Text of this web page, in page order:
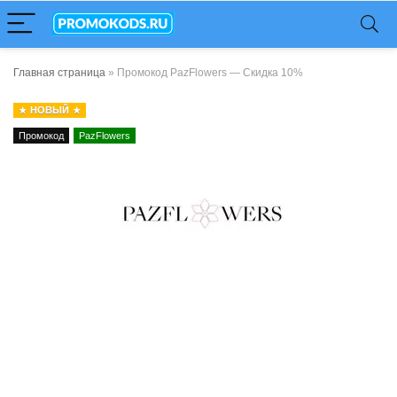
Главная страница » Промокод PazFlowers — Скидка 10%
НОВЫЙ
Промокод PazFlowers